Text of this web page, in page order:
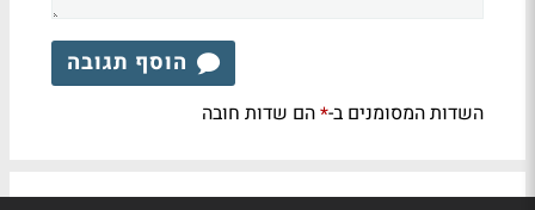
הוסף תגובה
השדות המסומנים ב-*הם שדות חובה